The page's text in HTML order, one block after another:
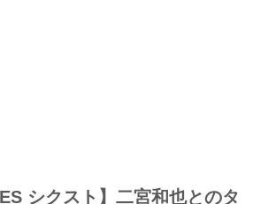
シクスト】二宮和也とのタ